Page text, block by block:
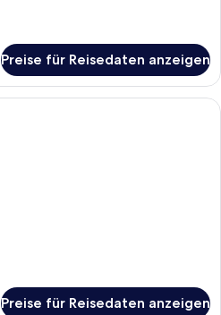
Preise für Reisedaten anzeigen
Ein Hotelzimmer mit einem großen
Preise für Reisedaten anzeigen